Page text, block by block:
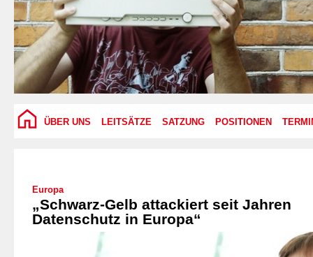
ÜBER UNS LEITSÄTZE SATZUNG POSITIONEN
Europa
„Schwarz-Gelb attackiert seit Jahren
Datenschutz in Europa“